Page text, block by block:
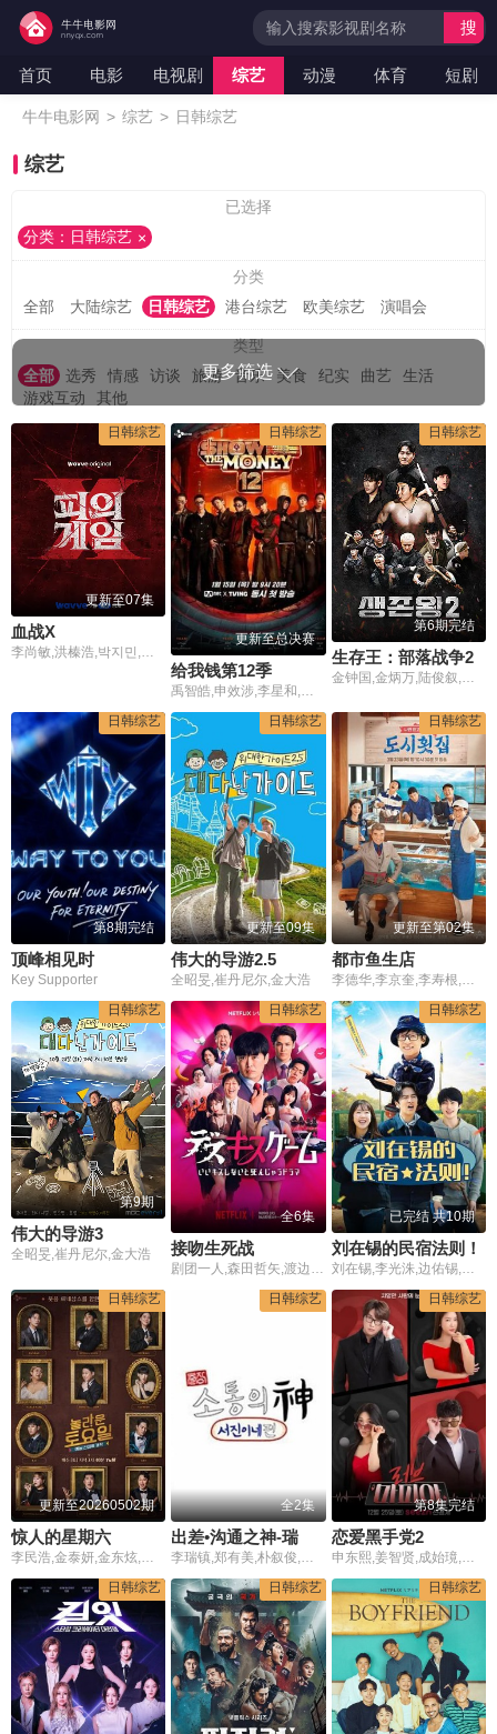
首页 电影 电视剧 综艺 动漫 体育 短剧
搜
牛牛电影网 > 综艺 > 日韩综艺
综艺
已选择
分类：日韩综艺
分类
全部
大陆综艺 日韩综艺 港台综艺 欧美综艺 演唱会
类型
全部
选秀 情感 访谈 旅游 音乐 美食 纪实 曲艺
生活
游戏互动
其他
地区
全部
大陆 香港 台湾 日本 韩国 美国 英国 法国
德国
其他
年份
全部
2026 2025 2024 2023 2022 2021 2020 2019
2018
2017
更早
更多筛选
日韩综艺
更新至07集
血战X
李尚敏,洪榛浩,박지민,곽범,서출구,하승진
日韩综艺
更新至总决赛
给我钱第12季
禹智皓,申效涉,李星和,权爀禹,J-Tong,Hukky Shibaseki,Lil Moshpit,朴宰范
日韩综艺
第6期完结
生存王：部落战争2
金钟国,金炳万,陆俊叙,金泳勋,福岛善成,新野,松岛正平,徐恺,赵有宁,理查德,戴祖雄,钱飞龙,许亮宇
日韩综艺
第8期完结
顶峰相见时
Key Supporter
日韩综艺
更新至09集
伟大的导游2.5
全昭旻,崔丹尼尔,金大浩
日韩综艺
更新至第02集
都市鱼生店
李德华,李京奎,李寿根,李太坤,金俊铉,尹世雅
日韩综艺
第9期
伟大的导游3
全昭旻,崔丹尼尔,金大浩
日韩综艺
全6集
接吻生死战
剧团一人,森田哲矢,渡边隆,野田水晶,岛佐和也,ぐんぴぃ,矢作兼,山里亮太,池田美优,宫野真守,竹财辉之助,桥本润,结木滉星,野间口彻,八岛智人,寺岛进,西冈德马,八木奈奈,橘玛丽,金松季步,塔乃花铃,葵伊吹,纱仓真菜,月乃露娜,MINAMO
日韩综艺
已完结 共10期
刘在锡的民宿法则！
刘在锡,李光洙,边佑锡,池艺恩,李孝利,李尚顺
日韩综艺
更新至20260502期
惊人的星期六
李民浩,金泰妍,金东炫,表志勋,李俊永,禹智皓
日韩综艺
全2集
出差•沟通之神-瑞镇家篇
李瑞镇,郑有美,朴叙俊,崔宇植,金泰亨
日韩综艺
第8集完结
恋爱黑手党2
申东熙,姜智贤,成始璄,李惠成
日韩综艺
日韩综艺 日韩综艺